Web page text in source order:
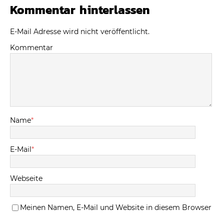
Kommentar hinterlassen
E-Mail Adresse wird nicht veröffentlicht.
Kommentar
Name*
E-Mail*
Webseite
Meinen Namen, E-Mail und Website in diesem Browser